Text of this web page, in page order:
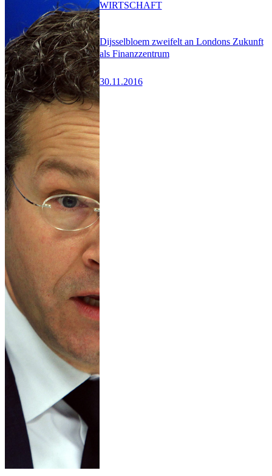
Dijsselbloem zweifelt an Londons Zukunft
als Finanzzentrum
30.11.2016
WIRTSCHAFT